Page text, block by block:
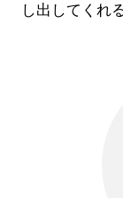
し出してくれ